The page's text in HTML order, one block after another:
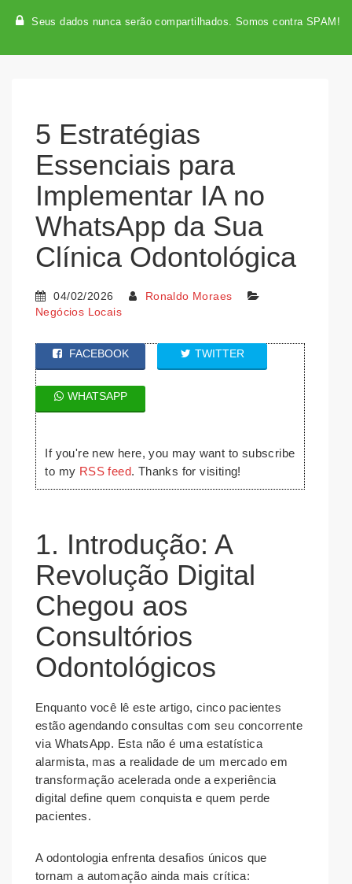
Seus dados nunca serão compartilhados. Somos contra SPAM!
5 Estratégias
Essenciais para
Implementar IA no
WhatsApp da Sua
Clínica Odontológica
04/02/2026
Ronaldo Moraes
Negócios Locais
FACEBOOK TWITTER
WHATSAPP
If you're new here, you may want to subscribe
to my RSS feed. Thanks for visiting!
1. Introdução: A
Revolução Digital
Chegou aos
Consultórios
Odontológicos
Enquanto você lê este artigo, cinco pacientes
estão agendando consultas com seu concorrente
via WhatsApp. Esta não é uma estatística
alarmista, mas a realidade de um mercado em
transformação acelerada onde a experiência
digital define quem conquista e quem perde
pacientes.
A odontologia enfrenta desafios únicos que
tornam a automação ainda mais crítica: